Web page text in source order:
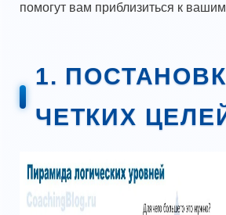
помогут вам приблизиться к
1.
ЧЕТКИХ